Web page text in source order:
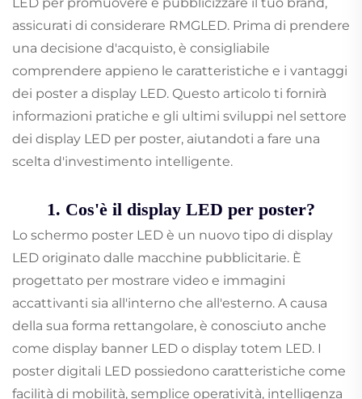
LED per promuovere e pubblicizzare il tuo brand,
assicurati di considerare RMGLED. Prima di prendere
una decisione d'acquisto, è consigliabile
comprendere appieno le caratteristiche e i vantaggi
dei poster a display LED. Questo articolo ti fornirà
informazioni pratiche e gli ultimi sviluppi nel settore
dei display LED per poster, aiutandoti a fare una
scelta d'investimento intelligente.
1. Cos'è il display LED per poster?
Lo schermo poster LED è un nuovo tipo di display
LED originato dalle macchine pubblicitarie. È
progettato per mostrare video e immagini
accattivanti sia all'interno che all'esterno. A causa
della sua forma rettangolare, è conosciuto anche
come display banner LED o display totem LED. I
poster digitali LED possiedono caratteristiche come
facilità di mobilità, semplice operatività, intelligenza